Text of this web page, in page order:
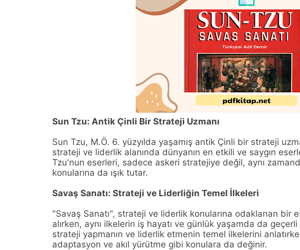
Sun Tzu: Antik Çinli Bir Strateji Uzmanı
Sun Tzu, M.Ö. 6. yüzyılda yaşamış antik Çinli bir strateji
strateji ve liderlik alanında dünyanın en etkili ve saygın
Tzu'nun eserleri, sadece askeri stratejiye değil, aynı
konularına da ışık tutar.
Savaş Sanatı: Strateji ve Liderliğin Temel İlkeleri
"Savaş Sanatı", strateji ve liderlik konularına odaklanan bir
alırken, aynı ilkelerin iş hayatı ve günlük yaşamda da
strateji yapmanın ve liderlik etmenin temel ilkelerini
adaptasyon ve akıl yürütme gibi konulara da değinir.